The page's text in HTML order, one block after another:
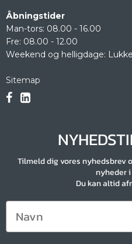
Åbningstider
Man-tors: 08.00 - 16.00
Fre: 08.00 - 12.00
Weekend og helligdage:
Sitemap
Tilmeld dig vores nyhedsbrev
nyheder
Du kan altid